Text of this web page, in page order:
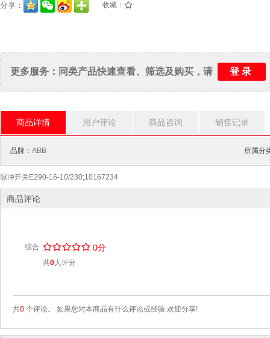
分享： 收藏： /
更多服务：同类产品快速查看、筛选及购买，请 登录
商品详情 用户评论 商品咨询 销售记录
品牌： ABB 所属分
脉冲开关E290-16-10/230;10167234
商品评论
综合 /////
..... 0分
共0人评分
共0 个评论。 如果您对本商品有什么评论或经验,欢迎分享!